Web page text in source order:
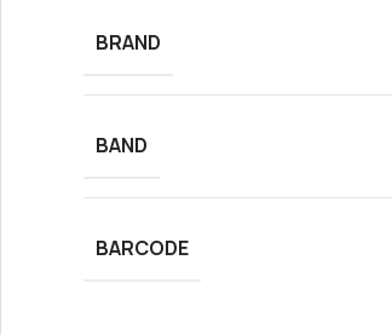
BRAND
BAND
BARCODE